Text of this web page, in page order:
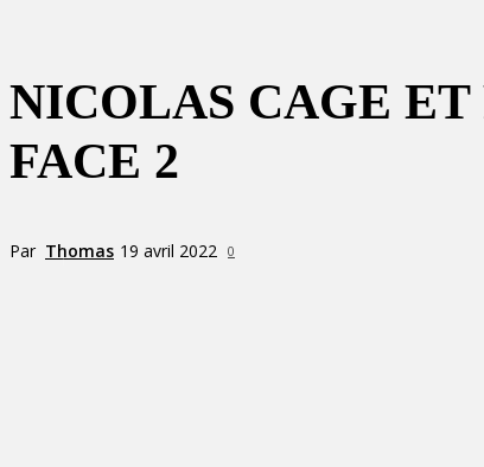
NICOLAS CAGE
FACE 2
Par Thomas 19 avril 2022 0